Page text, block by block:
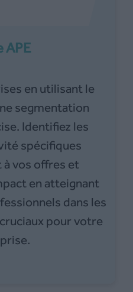
APE
en utilisant le
segmentation
Identifiez les
spécifiques
vos offres et
en atteignant
dans les
pour votre